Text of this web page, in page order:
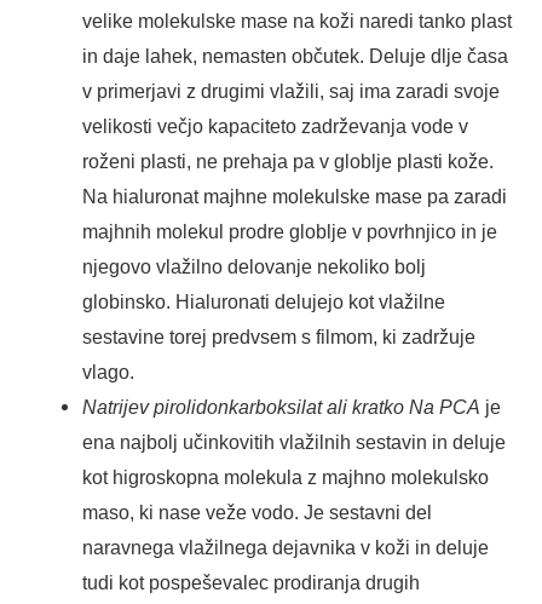
velike molekulske mase na koži naredi tanko plast
in daje lahek, nemasten občutek. Deluje dlje časa
v primerjavi z drugimi vlažili, saj ima zaradi svoje
velikosti večjo kapaciteto zadrževanja vode v
roženi plasti, ne prehaja pa v globlje plasti kože.
Na hialuronat majhne molekulske mase pa zaradi
majhnih molekul prodre globlje v povrhnjico in je
njegovo vlažilno delovanje nekoliko bolj
globinsko. Hialuronati delujejo kot vlažilne
sestavine torej predvsem s filmom, ki zadržuje
vlago.
Natrijev pirolidonkarboksilatali kratko Na PCA je
ena najbolj učinkovitih vlažilnih sestavin in deluje
kot higroskopna molekula z majhno molekulsko
maso, ki nase veže vodo. Je sestavni del
naravnega vlažilnega dejavnika v koži in deluje
tudi kot pospeševalec prodiranja drugih